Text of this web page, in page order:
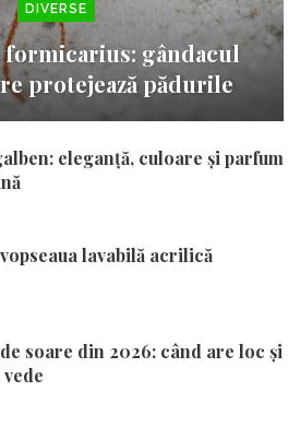
DIVERSE
formicarius: gândacul
protejează pădurile
eleganță, culoare și parfum
lavabilă acrilică
soare din 2026: când are loc și